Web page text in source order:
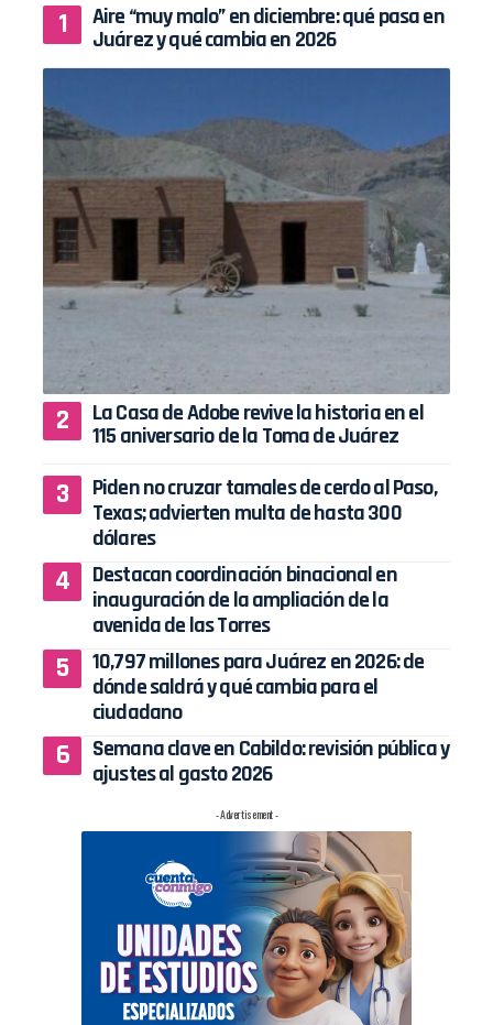
Aire “muy malo” en diciembre: qué pasa en
Juárez y qué cambia en 2026
La Casa de Adobe revive la historia en el
115 aniversario de la Toma de Juárez
Piden no cruzar tamales de cerdo al Paso,
Texas; advierten multa de hasta 300
dólares
Destacan coordinación binacional en
inauguración de la ampliación de la
avenida de las Torres
10,797 millones para Juárez en 2026: de
dónde saldrá y qué cambia para el
ciudadano
Semana clave en Cabildo: revisión pública y
ajustes al gasto 2026
- Advertisement -